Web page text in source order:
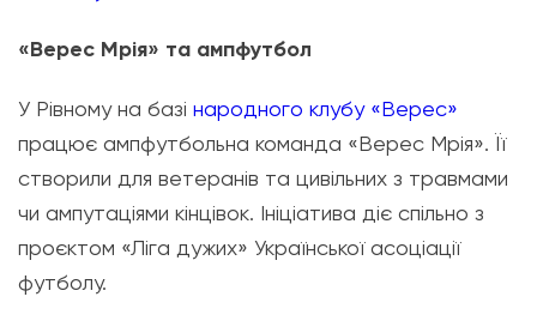
«Верес Мрія» та ампфутбол
У Рівному на базі народного клубу «Верес»
працює ампфутбольна команда «Верес Мрія». Її
створили для ветеранів та цивільних з травмами
чи ампутаціями кінцівок. Ініціатива діє спільно з
проєктом «Ліга дужих» Української асоціації
футболу.